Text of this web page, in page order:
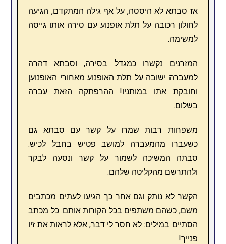
אז סבתא לא היססה, על אף גילה המתקדם, הגיעה
לחולון רכובה על תלת אופנוע עם סירה אותו גייסה
למשימה.
המזרנים נקשרו כמגדל בסירה, וסבתא דהרה
למעברה ישובה על תלת האופנוע מאחורי האופנוען
וחובקת אתו במותניו! ההרפתקה הזאת עברה
בשלום.
משפחות רבות שמרו על קשר עם סבתא גם
כשעברו מהמעברה למושב פטיש בחבל לכיש.
סבתה המשיכה לשמור על קשר ונסעה לבקר
ולהתרשם מהקליטה שלהם.
הקשר לא נותק וגם אחר כך הגיעו לעתים מכתבים
משם, כשהם משתפים בכל הקורות אותם. כל מכתב
הסתיים במילים: לא חסר לי דבר, אלא לראות את זיו
פנייך!